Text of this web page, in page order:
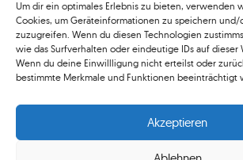
Um dir ein optimales Erlebnis zu bieten, verwenden
Cookies, um Geräteinformationen zu speichern und/
zuzugreifen. Wenn du diesen Technologien
wie das Surfverhalten oder eindeutige IDs auf dieser
Wenn du deine Einwillligung nicht erteilst oder
bestimmte Merkmale und Funktionen beeinträchtigt
Akzeptieren
zu versorgen. Im Magazin, auf unserer
unseren Social Media Plattformen! Das
klassischen Wortsinn nicht nur